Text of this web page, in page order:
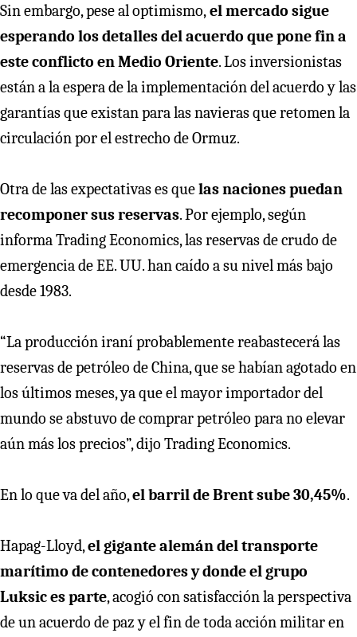
Sin embargo, pese al optimismo,el mercado sigue
esperando los detalles del acuerdo que pone fin a
este conflicto en Medio Oriente. Los inversionistas
están a la espera de la implementación del acuerdo y las
garantías que existan para las navieras que retomen la
circulación por el estrecho de Ormuz.
Otra de las expectativas es quelas naciones puedan
recomponer sus reservas. Por ejemplo, según
informa Trading Economics, las reservas de crudo de
emergencia de EE. UU. han caído a su nivel más bajo
desde 1983.
“La producción iraní probablemente reabastecerá las
reservas de petróleo de China, que se habían agotado en
los últimos meses, ya que el mayor importador del
mundo se abstuvo de comprar petróleo para no elevar
aún más los precios”, dijo Trading Economics.
En lo que va del año,el barril de Brent sube 30,45%.
Hapag-Lloyd,el gigante alemán del transporte
marítimo de contenedores y donde el grupo
Luksic es parte, acogió con satisfacción la perspectiva
de un acuerdo de paz y el fin de toda acción militar en